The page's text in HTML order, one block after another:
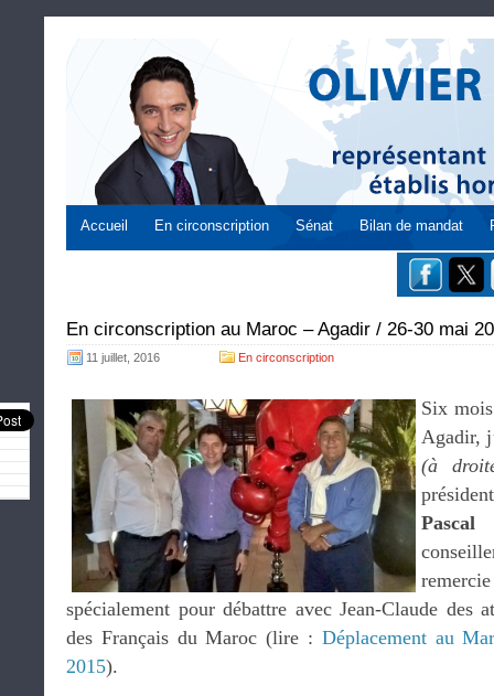
Accueil En circonscription Sénat Bilan de mandat
En circonscription au Maroc – Agadir / 26-30 mai
11 juillet, 2016 En circonscription
Six
Agadir,
(à
spécialement pour débattre avec Jean-Claude des
des Français du Maroc (lire : Déplacement au
2015).